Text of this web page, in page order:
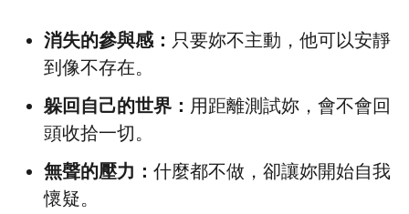
消失的參與感： 只要妳不主動，他可以安靜
到像不存在。
躲回自己的世界： 用距離測試妳，會不會回
頭收拾一切。
無聲的壓力： 什麼都不做，卻讓妳開始自我
懷疑。